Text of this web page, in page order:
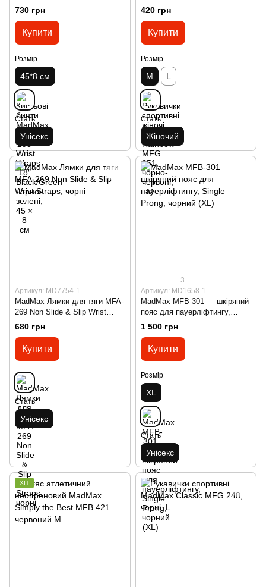
Black/Green чорно-зелені, 45
× 8 см
730 грн
Купити
Розмір
45*8 см
Стать
Унісекс
чорно-червоні, M
420 грн
Купити
Розмір
M L
Стать
Жіночий
Артикул: MD7754-1
MadMax Лямки для тяги MFA-
269 Non Slide & Slip Wrist
Straps, чорні
680 грн
Купити
Стать
Унісекс
3
Артикул: MD1658-1
MadMax MFB-301 — шкіряний
пояс для пауерліфтингу,
Single Prong, чорний (XL)
1 500 грн
Купити
Розмір
XL
Стать
Унісекс
ХІТ